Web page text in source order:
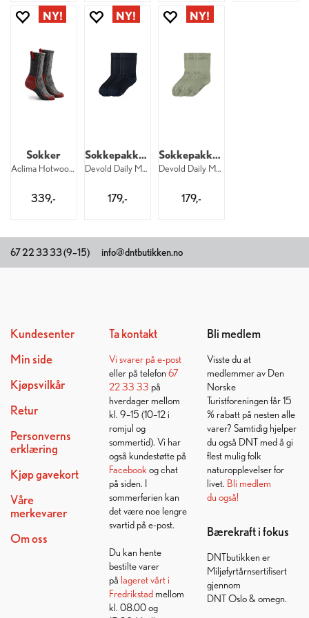
Sokker
Aclima Hotwool Monsen Socks 027
339,-
Sokkepakke til barn
Devold Daily Merino Light Sock Kid 284
179,-
Sokkepakke til barn
Devold Daily Merino Light Sock Kid 402
179,-
67 22 33 33 (9–15) info@dntbutikken.no
Kundesenter
Min side
Kjøpsvilkår
Retur
Personverns
erklæring
Kjøp gavekort
Våre
merkevarer
Om oss
Ta kontakt
Vi svarer på e-post
eller på telefon 67
22 33 33 på
hverdager mellom
kl. 9–15 (10–12 i
romjul og
sommertid). Vi har
også kundestøtte på
Facebook og chat
på siden. I
sommerferien kan
det være noe lengre
svartid på e-post.
Du kan hente
bestilte varer
på lageret vårt i
Fredrikstadmellom
kl. 08.00 og
Bli medlem
Visste du at
medlemmer av Den
Norske
Turistforeningen får 15
% rabatt på nesten alle
varer? Samtidig hjelper
du også DNT med å gi
flest mulig folk
naturopplevelser for
livet. Bli medlem
du også!
Bærekraft i fokus
DNTbutikken er
Miljøfyrtårnsertifisert
gjennom
DNT Oslo & omegn.